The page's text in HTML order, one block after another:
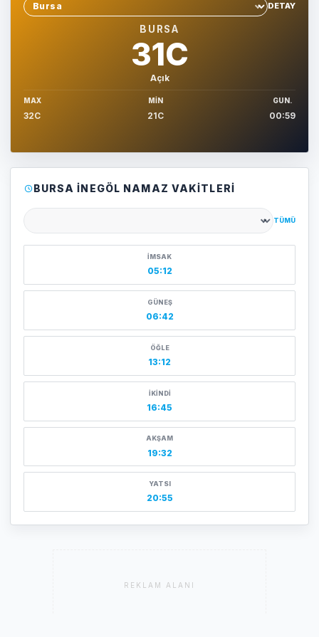
Sehir sec
DETAY
BURSA
31C
Açık
MAX
32C
MIN
21C
GUN.
00:59
BURSA İNEGÖL NAMAZ VAKITLERI
Şehir seçin
TÜMÜ
İMSAK
05:12
GÜNEŞ
06:42
ÖĞLE
13:12
İKINDI
16:45
AKŞAM
19:32
YATSI
20:55
REKLAM ALANI